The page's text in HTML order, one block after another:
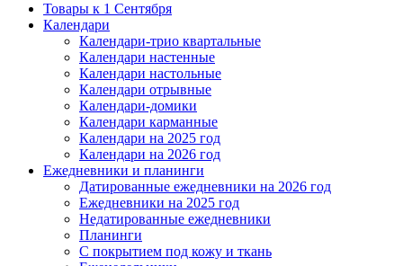
Товары к 1 Сентября
Календари
Календари-трио квартальные
Календари настенные
Календари настольные
Календари отрывные
Календари-домики
Календари карманные
Календари на 2025 год
Календари на 2026 год
Ежедневники и планинги
Датированные ежедневники на 2026 год
Ежедневники на 2025 год
Недатированные ежедневники
Планинги
С покрытием под кожу и ткань